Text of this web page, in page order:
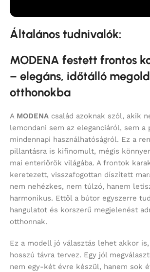
Általános tudnivalók:
MODENA festett frontos
– elegáns, időtálló
otthonokba
A MODENA család azoknak szól, akik
lemondani sem az eleganciáról, sem a
mindennapi használhatóságról. Ez a
pillantásra is kifinomult, mégis
mai enteriőrök világába. A frontok
keretezett, visszafogottan díszített
nem nehézkes, nem túlzó, hanem
harmonikus. Ettől a bútor egyszerre
hangulatot és korszerű megjelenést
otthonnak.
Ez a modell jó választás lehet akkor
hosszú távra tervez. Egy jól
nem egy-két évre készül, hanem sok